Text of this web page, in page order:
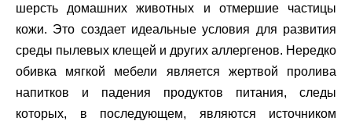
шерсть домашних животных и отмершие частицы
кожи. Это создает идеальные условия для развития
среды пылевых клещей и других аллергенов. Нередко
обивка мягкой мебели является жертвой пролива
напитков и падения продуктов питания, следы
которых, в последующем, являются источником